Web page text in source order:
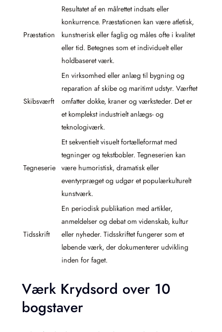
Præstation
Resultatet af en målrettet indsats eller
konkurrence. Præstationen kan være atletisk,
kunstnerisk eller faglig og måles ofte i kvalitet
eller tid. Betegnes som et individuelt eller
holdbaseret værk.
Skibsværft
En virksomhed eller anlæg til bygning og
reparation af skibe og maritimt udstyr. Værftet
omfatter dokke, kraner og værksteder. Det er
et komplekst industrielt anlægs- og
teknologiværk.
Tegneserie
Et sekventielt visuelt fortælleformat med
tegninger og tekstbobler. Tegneserien kan
være humoristisk, dramatisk eller
eventyrpræget og udgør et populærkulturelt
kunstværk.
Tidsskrift
En periodisk publikation med artikler,
anmeldelser og debat om videnskab, kultur
eller nyheder. Tidsskriftet fungerer som et
løbende værk, der dokumenterer udvikling
inden for faget.
Værk Krydsord over 10
bogstaver